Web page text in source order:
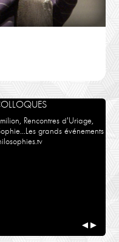
Rencontres d'Uriage,
grands événements
◀ ▶